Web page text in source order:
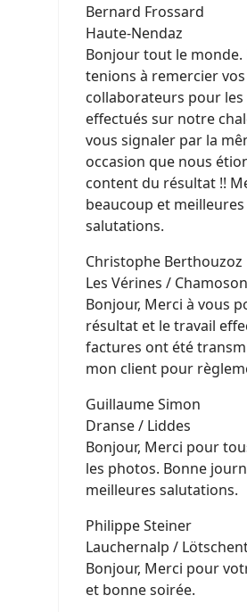
Bernard Frossard
Haute-Nendaz
Bonjour tout le monde.
tenions à remercier
collaborateurs pour
effectués sur notre
vous signaler par la
occasion que nous
content du résultat !!
beaucoup et meilleures
salutations.
Christophe Berthouzoz
Les Vérines / Chamoson
Bonjour, Merci à vous
résultat et le travail
factures ont été
mon client pour
Guillaume Simon
Dranse / Liddes
Bonjour, Merci pour
les photos. Bonne
meilleures salutations.
Philippe Steiner
Lauchernalp /
Bonjour, Merci pour
et bonne soirée.